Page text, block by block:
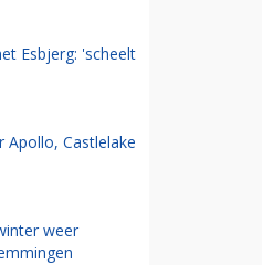
Esbjerg: 'scheelt
Castlelake
weer